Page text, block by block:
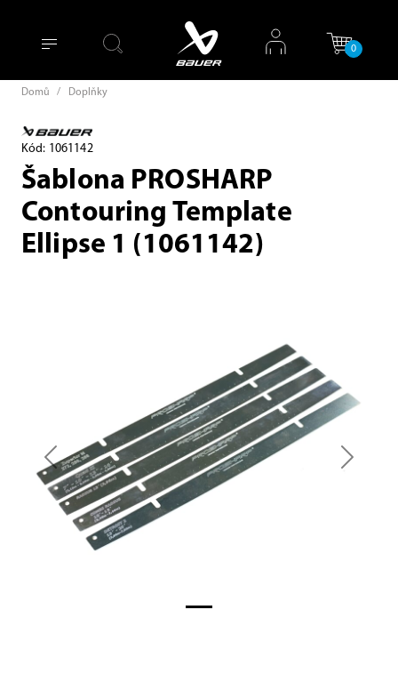
0
Domů / Doplňky
Kód: 1061142
Šablona PROSHARP
Contouring Template
Ellipse 1 (1061142)
Previous Next